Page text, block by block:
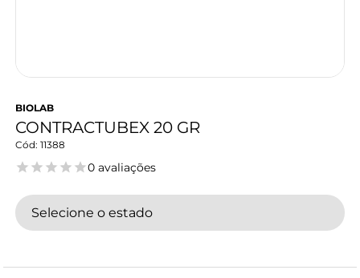
BIOLAB
CONTRACTUBEX 20 GR
11388
0 avaliações
Selecione o estado